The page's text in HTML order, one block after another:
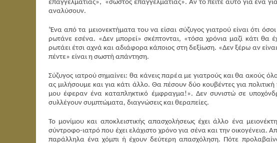
επαγγελματίας», «σωστός επαγγελματίας». Αν το πείτε αυτό για ένα
αναλύσουν.
‘Ένα από τα μειονεκτήματα του να είσαι σύζυγος γιατρού είναι ότι
ρωτάνε εσένα. «Δεν μπορεί» σκέπτονται, «τόσα χρόνια μαζί κάτι θα
ρωτάει έτσι αχνά και αδιάφορα κάποιος στη δεξίωση. «Δεν ξέρω αν
πέντε» είναι η σωστή απάντηση.
Σύζυγος ιατρού σημαίνει: θα κάνεις παρέα με γιατρούς και θα ακούς
ας μιλήσουμε και για κάτι άλλο. Θα πέσουν δύο κουβέντες για
μου έφεραν ένα καταπληκτικό έμφραγμα!». Δεν συνιστώ σε
συλλέγουν συμπτώματα, διαγνώσεις και θεραπείες.
Το μονίμου και αποκλειστικής απασχολήσεως έχει άλλο ένα
σύντροφο-ιατρό που έχει ελάχιστο χρόνο για σένα και την
παράλληλα ένα χόμπι ή έχουν δεύτερη απασχόληση. Πότε